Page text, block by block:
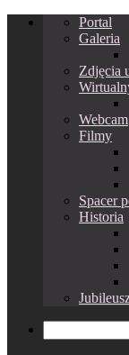
Portal
Galeria
Zdjęcia
Webcam
Filmy
Spacer
Historia